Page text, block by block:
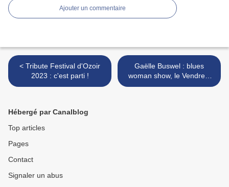
Ajouter un commentaire
< Tribute Festival d'Ozoir
2023 : c'est parti !
Gaëlle Buswel : blues
woman show, le Vendredi
1er >
Hébergé par Canalblog
Top articles
Pages
Contact
Signaler un abus